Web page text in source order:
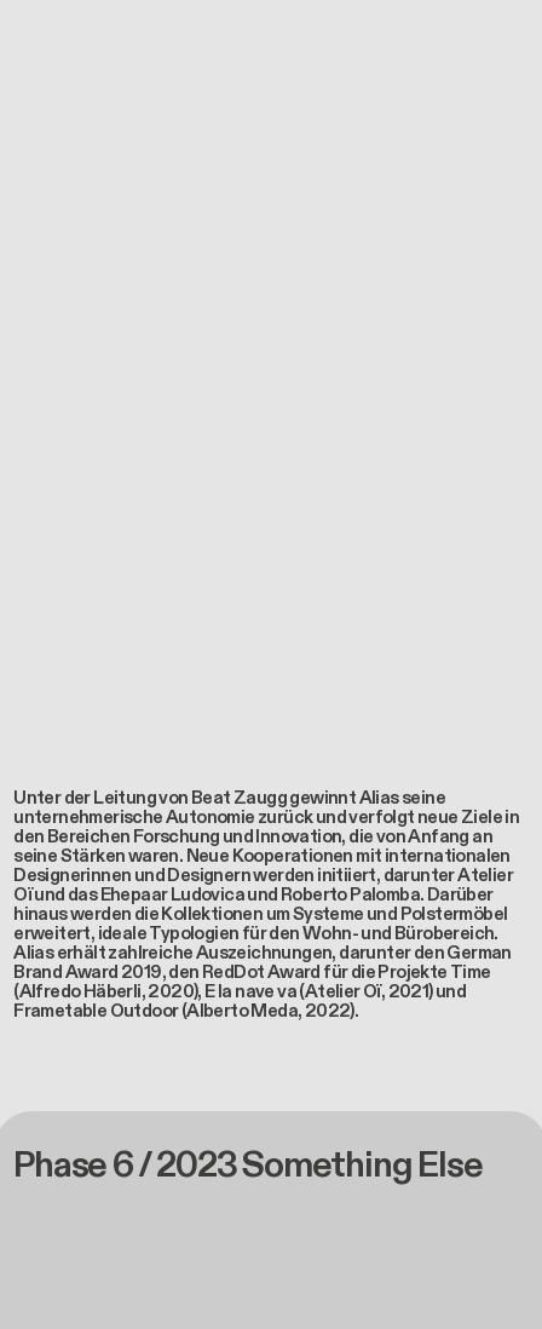
Unter der Leitung von Beat Zaugg gewinnt Alias seine
unternehmerische Autonomie zurück und verfolgt neue Ziele in
den Bereichen Forschung und Innovation, die von Anfang an
seine Stärken waren. Neue Kooperationen mit internationalen
Designerinnen und Designern werden initiiert, darunter Atelier
Oï und das Ehepaar Ludovica und Roberto Palomba. Darüber
hinaus werden die Kollektionen um Systeme und Polstermöbel
erweitert, ideale Typologien für den Wohn- und Bürobereich.
Alias erhält zahlreiche Auszeichnungen, darunter den German
Brand Award 2019, den RedDot Award für die Projekte Time
(Alfredo Häberli, 2020), E la nave va (Atelier Oï, 2021) und
Frametable Outdoor (Alberto Meda, 2022).
Phase 6 / 2023 Something Else